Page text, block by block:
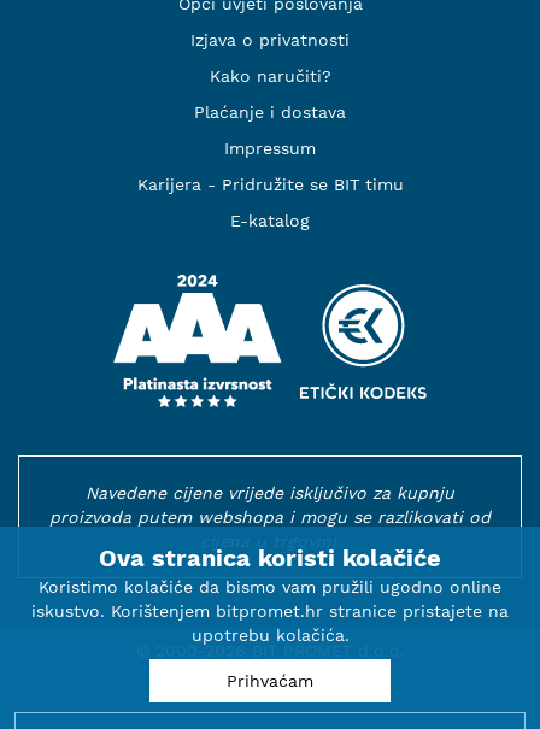
Izjava o privatnosti
Kako naručiti?
Plaćanje i dostava
Impressum
Karijera - Pridružite se BIT timu
E-katalog
Navedene cijene vrijede isključivo za kupnju
proizvoda putem webshopa i mogu se razlikovati od
© 2000-2026 BIT PROMET d.o.o.
Ova stranica koristi kolačiće
Koristimo kolačiće da bismo vam pružili ugodno online
iskustvo. Korištenjem bitpromet.hr stranice pristajete na
upotrebu kolačića.
Prihvaćam